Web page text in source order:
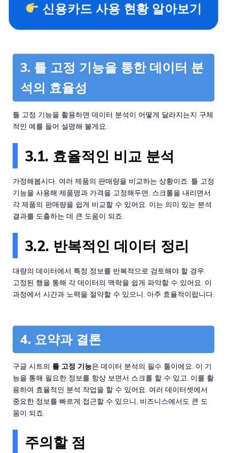
신용카드 사용 현황 알아보기
3. 틀 고정 기능을 통한 데이터 분
석의 효율성
틀 고정 기능을 활용하면 데이터 분석이 어떻게 달라지는지 구체
적인 예를 들어 설명해 볼게요.
3.1. 효율적인 비교 분석
가정해봅시다. 여러 제품의 판매량을 비교하는 상황이죠. 틀 고정
기능을 사용해 제품명과 가격을 고정해두면, 스크롤을 내리면서
각 제품의 판매량을 쉽게 비교할 수 있어요. 이는 의미 있는 분석
결과를 도출하는 데 큰 도움이 되죠.
3.2. 반복적인 데이터 정리
대량의 데이터에서 특정 정보를 반복적으로 검토해야 할 경우,
고정된 행을 통해 각 데이터의 맥락을 쉽게 파악할 수 있어요. 이
과정에서 시간과 노력을 절약할 수 있으니, 아주 효율적이랍니다.
4. 요약과 결론
구글 시트의 틀 고정 기능은 데이터 분석의 필수 툴이에요. 이 기
능을 통해 필요한 정보를 항상 보면서 스크롤 할 수 있고, 이를 활
용하여 효율적인 분석 작업을 할 수 있어요. 여러 데이터셋에서
중요한 정보를 빠르게 접근할 수 있으니, 비즈니스에서도 큰 도
움이 되죠.
주의할 점